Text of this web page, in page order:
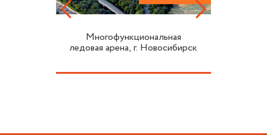
Многофункциональная
ледовая арена, г. Новосибирск